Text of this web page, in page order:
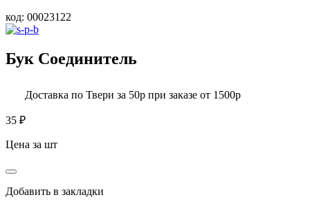
код: 00023122
Бук Соединитель
Доставка по Твери за 50р при заказе от 1500р
35 ₽
Цена за шт
Добавить в закладки